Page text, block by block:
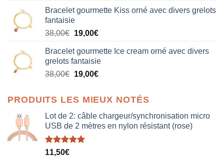
initial
était :
38,00€.
actuel
19,00€.
Bracelet gourmette Kiss orné avec divers grelots
fantaisie
38,00€ Le
initial
était :
38,00€.
19,00€Le
actuel
est :
19,00€.
Bracelet gourmette Ice cream orné avec divers
grelots fantaisie
38,00€ Le
était :
38,00€.
19,00€Le
est :
19,00€.
PRODUITS LES MIEUX NOTÉS
Lot de 2: câble chargeur/synchronisation micro
USB de 2 mètres en nylon résistant (rose)
Note5.00
11,50€